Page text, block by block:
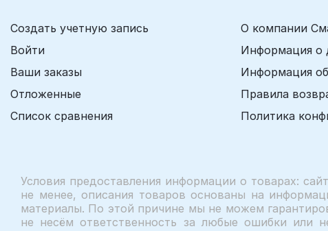
Создать учетную запись
Войти
Ваши заказы
Отложенные
Список сравнения
О компании
Информация о
Информация
Правила
Политика
Условия предоставления информации о товарах:
не менее, описания товаров основаны на
материалы. По этой причине мы не можем
не несём ответственность за любые ошибки или